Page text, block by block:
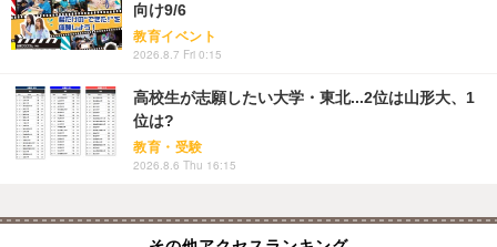
向け9/6
教育イベント
2026.8.7 Fri 0:15
高校生が志願したい大学・東北...2位は山形大、1
位は?
教育・受験
2026.8.6 Thu 16:15